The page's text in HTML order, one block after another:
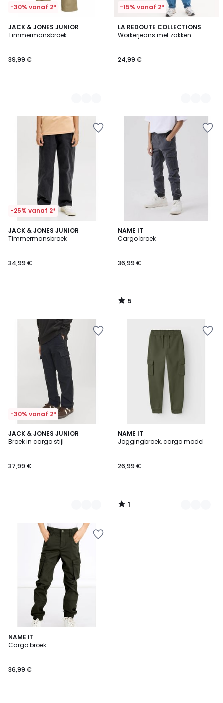
-30% vanaf 2*
JACK & JONES JUNIOR
Timmermansbroek
39,99 €
2
Kleuren
-15% vanaf 2*
LA REDOUTE COLLECTIONS
Workerjeans met zakken
24,99 €
2
Kleuren
-25% vanaf 2*
JACK & JONES JUNIOR
Timmermansbroek
34,99 €
NAME IT
Cargo broek
36,99 €
5
/
5
/
-30% vanaf 2*
JACK & JONES JUNIOR
Broek in cargo stijl
37,99 €
2
Kleuren
NAME IT
Joggingbroek, cargo model
26,99 €
1
/
2
Kleuren
1
/
NAME IT
Cargo broek
36,99 €
4,6
/ 5
2
Kleuren